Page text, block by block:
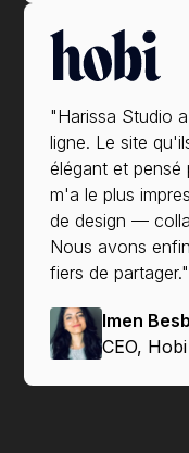
"Harissa Studio
ligne. Le site
élégant et pensé
m'a le plus
de design —
Nous avons
fiers de partager."
Imen
CEO,